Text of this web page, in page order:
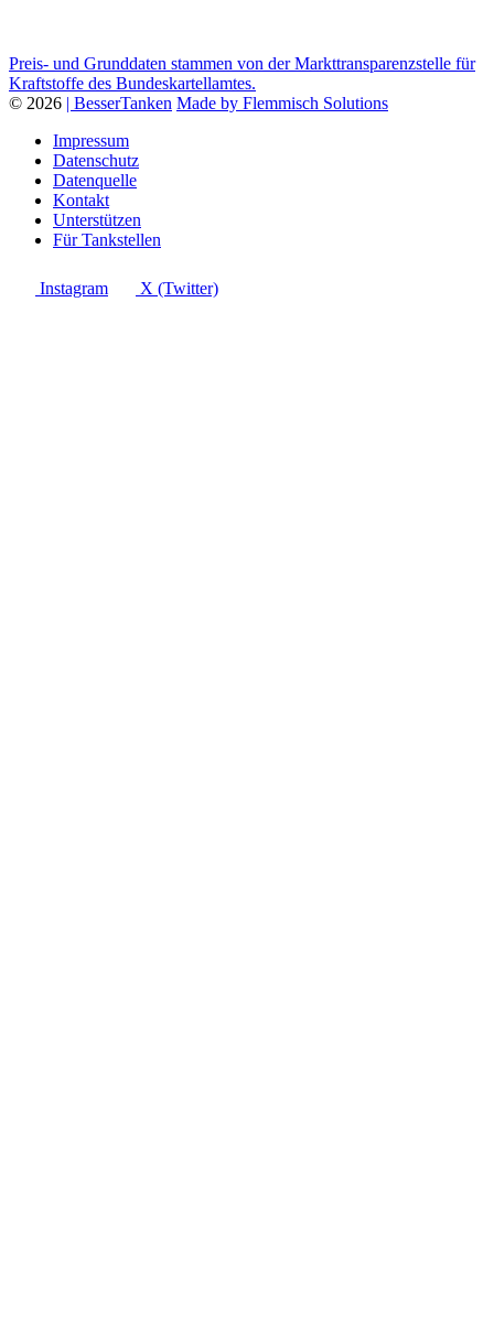
Preis- und Grunddaten stammen von der Markttransparenzstelle für
Kraftstoffe des Bundeskartellamtes.
© 2026 | BesserTanken Made by Flemmisch Solutions
Impressum
Datenschutz
Datenquelle
Kontakt
Unterstützen
Für Tankstellen
Instagram X (Twitter)